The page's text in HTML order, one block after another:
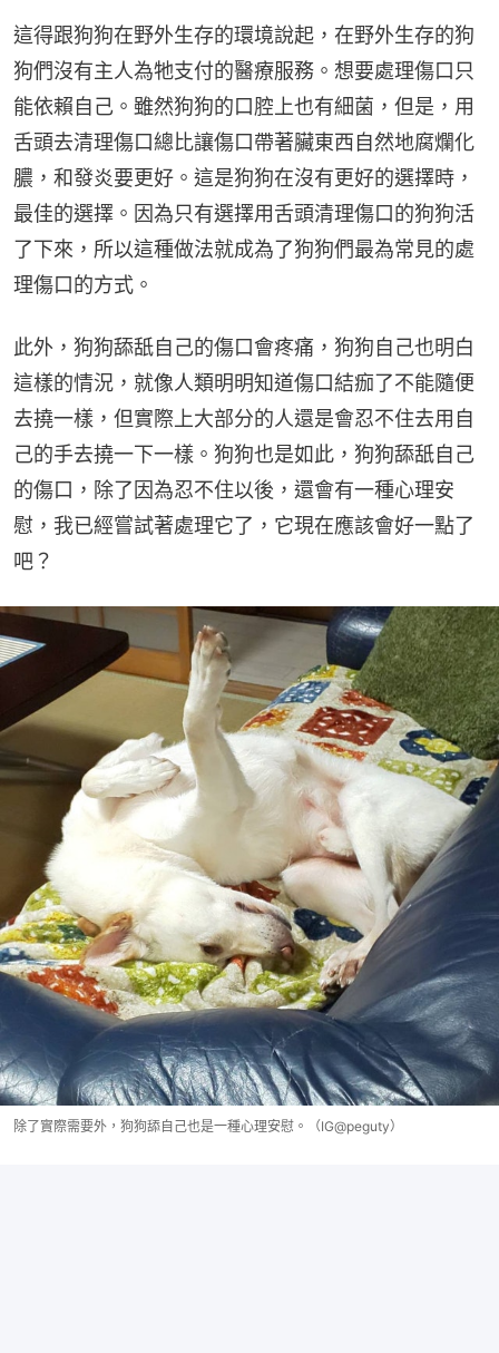
這得跟狗狗在野外生存的環境說起，在野外生存的狗
狗們沒有主人為牠支付的醫療服務。想要處理傷口只
能依賴自己。雖然狗狗的口腔上也有細菌，但是，用
舌頭去清理傷口總比讓傷口帶著臟東西自然地腐爛化
膿，和發炎要更好。這是狗狗在沒有更好的選擇時，
最佳的選擇。因為只有選擇用舌頭清理傷口的狗狗活
了下來，所以這種做法就成為了狗狗們最為常見的處
理傷口的方式。
此外，狗狗舔舐自己的傷口會疼痛，狗狗自己也明白
這樣的情況，就像人類明明知道傷口結痂了不能隨便
去撓一樣，但實際上大部分的人還是會忍不住去用自
己的手去撓一下一樣。狗狗也是如此，狗狗舔舐自己
的傷口，除了因為忍不住以後，還會有一種心理安
慰，我已經嘗試著處理它了，它現在應該會好一點了
吧？
除了實際需要外，狗狗舔自己也是一種心理安慰。（IG@peguty）